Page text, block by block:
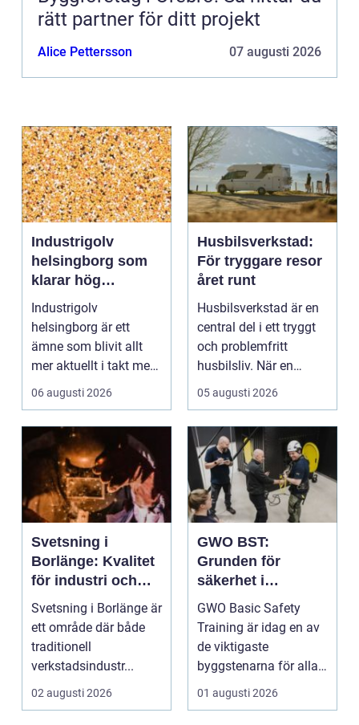
rätt partner för ditt projekt
Alice Pettersson 07 augusti 2026
Industrigolv
helsingborg som
klarar hög
belastning och
tuffa krav
Industrigolv
helsingborg är ett
ämne som blivit allt
mer aktuellt i takt med
att fler verksamheter
06 augusti 2026
Husbilsverkstad:
För tryggare resor
året runt
Husbilsverkstad är en
central del i ett tryggt
och problemfritt
husbilsliv. När en
husbil ...
05 augusti 2026
Svetsning i
Borlänge: Kvalitet
för industri och
konstruktion
Svetsning i Borlänge är
ett område där både
traditionell
verkstadsindustr...
02 augusti 2026
GWO BST:
Grunden för
säkerhet i
vindkraftsbransch
en
GWO Basic Safety
Training är idag en av
de viktigaste
byggstenarna för alla
som vill arbet...
01 augusti 2026